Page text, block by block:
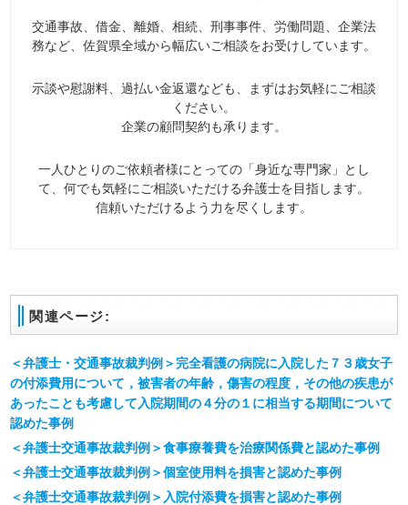
交通事故、借金、離婚、相続、刑事事件、労働問題、企業法
務など、佐賀県全域から幅広いご相談をお受けしています。
示談や慰謝料、過払い金返還なども、まずはお気軽にご相談
ください。
企業の顧問契約も承ります。
一人ひとりのご依頼者様にとっての「身近な専門家」とし
て、何でも気軽にご相談いただける弁護士を目指します。
信頼いただけるよう力を尽くします。
関連ページ:
＜弁護士・交通事故裁判例＞完全看護の病院に入院した７３歳女子
の付添費用について，被害者の年齢，傷害の程度，その他の疾患が
あったことも考慮して入院期間の４分の１に相当する期間について
認めた事例
＜弁護士交通事故裁判例＞食事療養費を治療関係費と認めた事例
＜弁護士交通事故裁判例＞個室使用料を損害と認めた事例
＜弁護士交通事故裁判例＞入院付添費を損害と認めた事例